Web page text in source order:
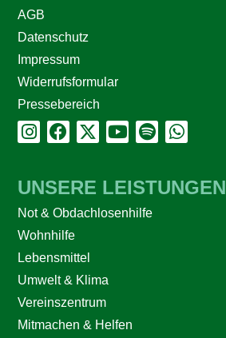
AGB
Datenschutz
Impressum
Widerrufsformular
Pressebereich
UNSERE LEISTUNGEN
Not & Obdachlosenhilfe
Wohnhilfe
Lebensmittel
Umwelt & Klima
Vereinszentrum
Mitmachen & Helfen